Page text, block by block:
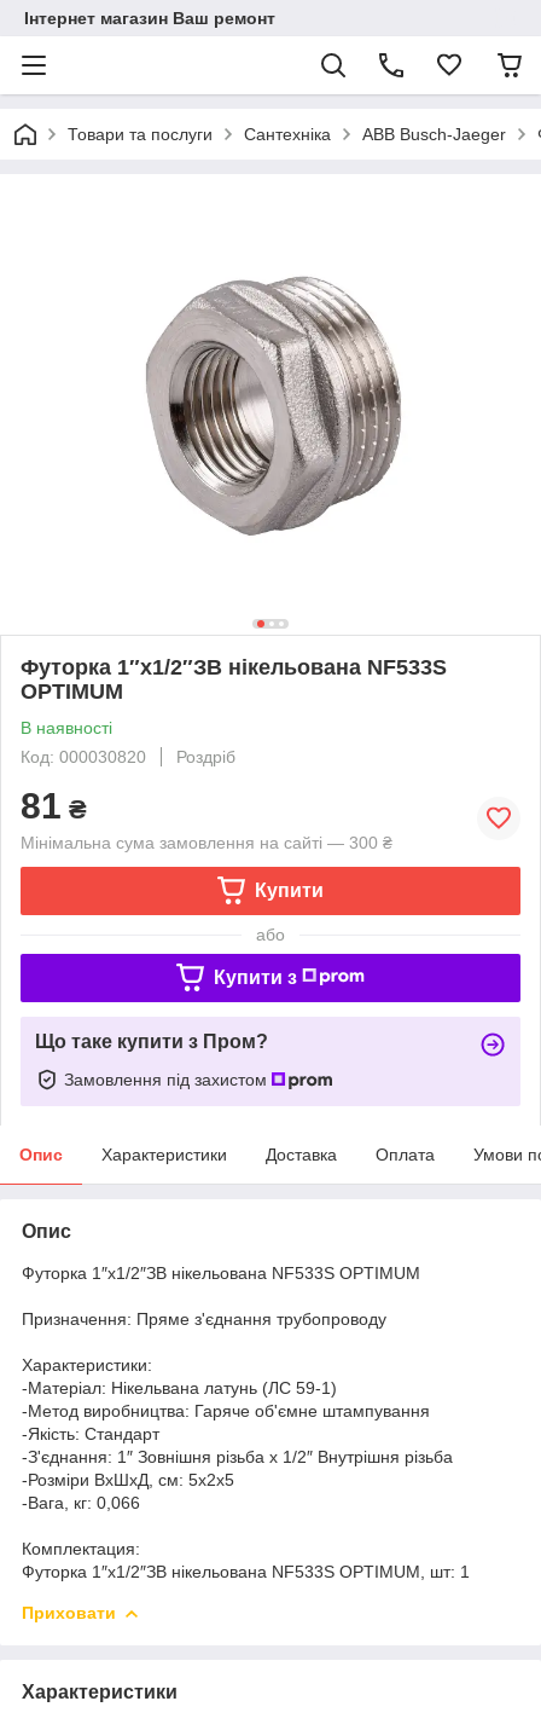
Інтернет магазин Ваш ремонт
Товари та послуги Сантехніка ABB Busch-Jaeger
Футорка 1″х1/2″ЗВ нікельована NF533S
OPTIMUM
В наявності
Код: 000030820
Роздріб
81 ₴
Мінімальна сума замовлення на сайті — 300 ₴
Купити
або
Купити з
Що таке купити з Пром?
Замовлення під захистом
Опис Характеристики Доставка Оплата Умови
Опис
Футорка 1″х1/2″ЗВ нікельована NF533S OPTIMUM
Призначення: Пряме з'єднання трубопроводу
Характеристики:
-Матеріал: Нікельвана латунь (ЛС 59-1)
-Метод виробництва: Гаряче об'ємне штампування
-Якість: Cтандарт
-З'єднання: 1″ Зовнішня різьба х 1/2″ Внутрішня різьба
-Розміри ВхШхД, см: 5х2х5
-Вага, кг: 0,066
Комплектация:
Футорка 1″х1/2″ЗВ нікельована NF533S OPTIMUM, шт: 1
Приховати
Характеристики